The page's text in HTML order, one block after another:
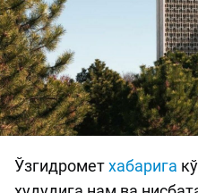
Ўзгидрометхабарига